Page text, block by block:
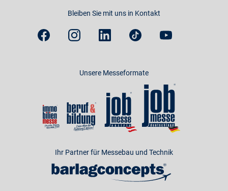
Bleiben Sie mit uns in Kontakt
Unsere Messeformate
Ihr Partner für Messebau und Technik